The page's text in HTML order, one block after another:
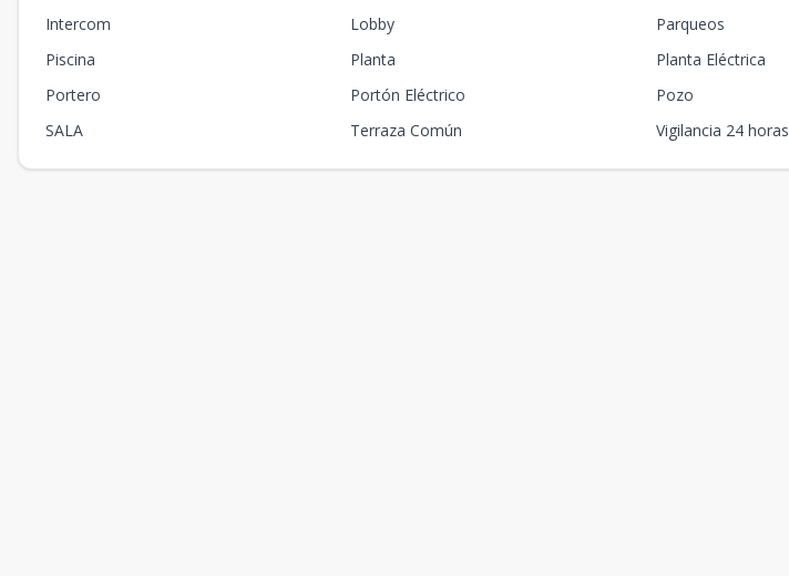
Intercom
Lobby
Parqueos
Piscina
Planta
Planta Eléctrica
Portero
Portón Eléctrico
Pozo
SALA
Terraza Común Vigilancia 24 horas